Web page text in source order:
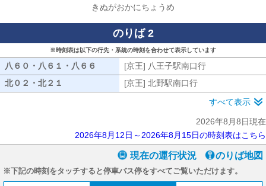
きぬがおかにちょうめ
のりば 2
※時刻表は以下の行先・系統の時刻を合わせて表示しています
八６０・八６１・八６６ 八６０・八６１・八６６
[京王] 八王子駅南口行
北０２・北２１
[京王] 北野駅南口行
すべて表示
2026年8月8日現在
2026年8月12日～2026年8月15日の時刻表はこちら
現在の運行状況 のりば地図
※下記の時刻をタッチすると停車バス停をすべてご覧いただけます。